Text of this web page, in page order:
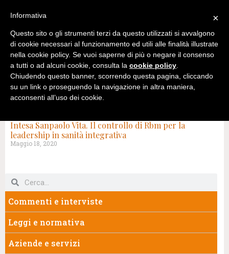
Intesa Sanpaolo Vita. Il controllo di Rbm per la
leadership in sanità integrativa
Maggio 18, 2020
Commenti e interviste
Leggi e normativa
Aziende e servizi
×
Informativa
Questo sito o gli strumenti terzi da questo utilizzati si avvalgono
di cookie necessari al funzionamento ed utili alle finalità illustrate
nella cookie policy. Se vuoi saperne di più o negare il consenso
a tutti o ad alcuni cookie, consulta la cookie policy.
Chiudendo questo banner, scorrendo questa pagina, cliccando
su un link o proseguendo la navigazione in altra maniera,
acconsenti all’uso dei cookie.